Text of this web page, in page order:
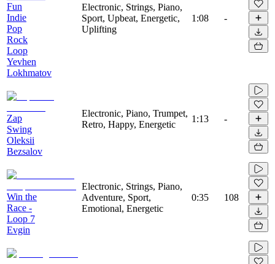
Fun
Indie
Pop
Rock
Loop
Yevhen
Lokhmatov
Electronic, Strings, Piano,
Sport, Upbeat, Energetic,
Uplifting
1:08 -
Zap
Swing
Oleksii
Bezsalov
Electronic, Piano, Trumpet,
Retro, Happy, Energetic
1:13 -
Win the
Race -
Loop 7
Evgin
Electronic, Strings, Piano,
Adventure, Sport,
Emotional, Energetic
0:35 108